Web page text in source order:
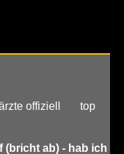
offiziell top
(bricht ab) - hab ich